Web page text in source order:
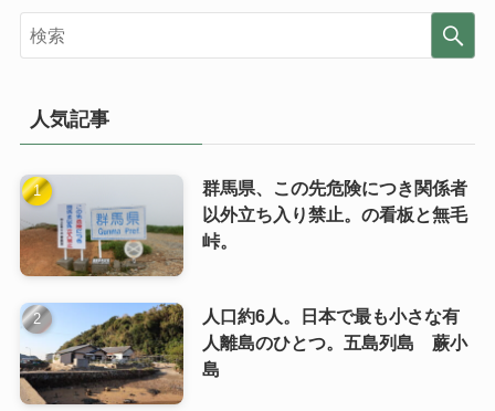
人気記事
群馬県、この先危険につき関係者
以外立ち入り禁止。の看板と無毛
峠。
人口約6人。日本で最も小さな有
人離島のひとつ。五島列島 蕨小
島